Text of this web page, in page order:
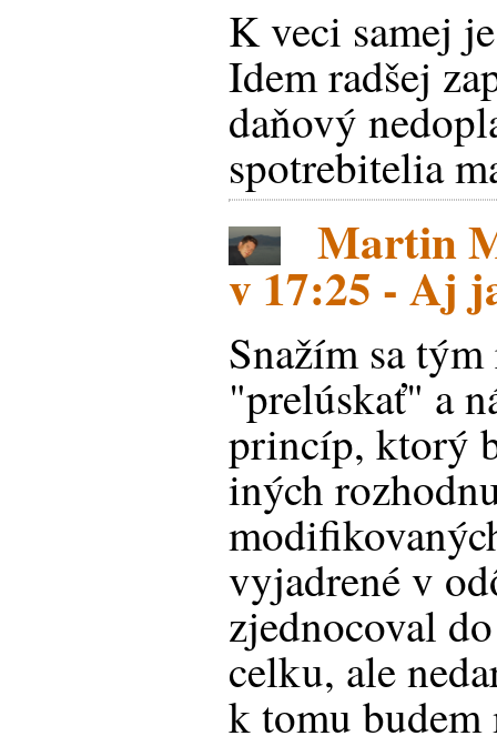
K veci samej
Idem radšej
daňový
spotrebitelia
Martin
v 17:25 - Aj
Snažím sa
"prelúskať" a
princíp, ktorý
iných
vyjadrené v
zjednocoval
celku, ale
k tomu budem